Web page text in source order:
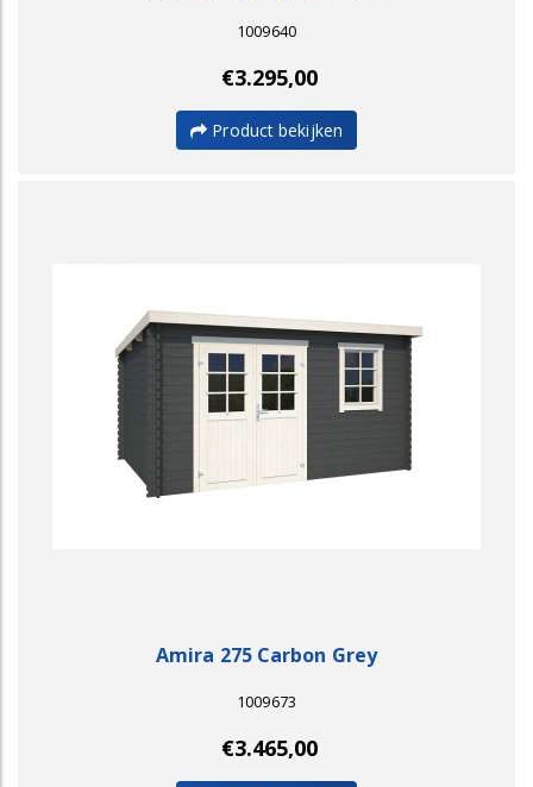
1009640
€3.295,00
Product bekijken
Amira 275 Carbon Grey
1009673
€3.465,00